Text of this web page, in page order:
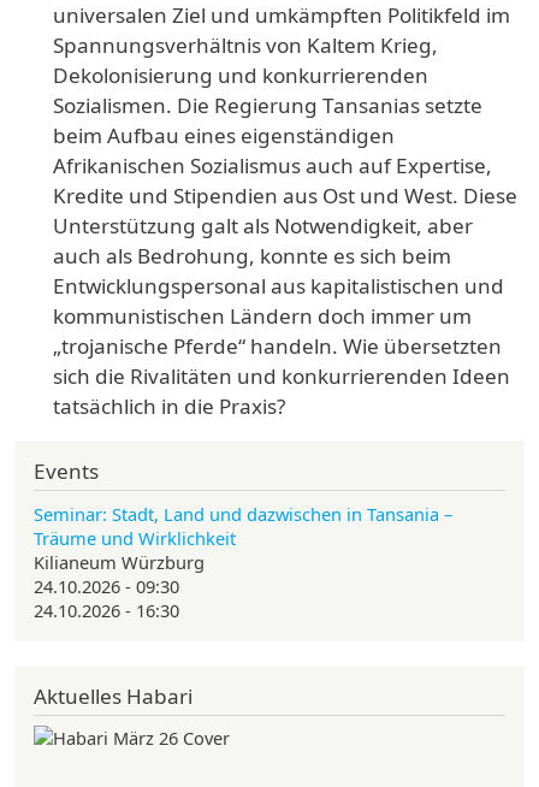
universalen Ziel und umkämpften Politikfeld im
Spannungsverhältnis von Kaltem Krieg,
Dekolonisierung und konkurrierenden
Sozialismen. Die Regierung Tansanias setzte
beim Aufbau eines eigenständigen
Afrikanischen Sozialismus auch auf Expertise,
Kredite und Stipendien aus Ost und West. Diese
Unterstützung galt als Notwendigkeit, aber
auch als Bedrohung, konnte es sich beim
Entwicklungspersonal aus kapitalistischen und
kommunistischen Ländern doch immer um
„trojanische Pferde“ handeln. Wie übersetzten
sich die Rivalitäten und konkurrierenden Ideen
tatsächlich in die Praxis?
Events
Seminar: Stadt, Land und dazwischen in Tansania –
Träume und Wirklichkeit
Kilianeum Würzburg
24.10.2026 - 09:30
24.10.2026 - 16:30
Aktuelles Habari